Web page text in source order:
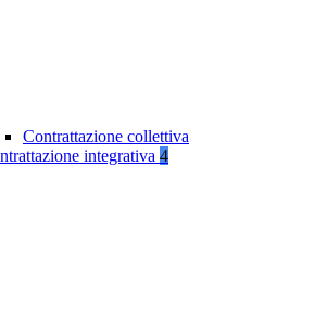
Contrattazione collettiva
integrativa 4